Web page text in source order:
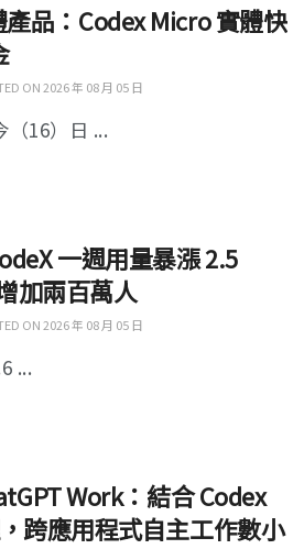
品：Codex Micro 實體快
ON 2026 年 08 月 05 日
16）日 ...
一週用量暴漲 2.5
加兩百萬人
ON 2026 年 08 月 05 日
...
Work：結合 Codex
跨應用程式自主工作數小